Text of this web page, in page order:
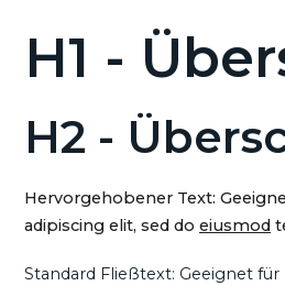
H1 -
H2 -
Hervorgehobener Text:
adipiscing elit, sed do eiusmod
Standard Fließtext: Geeignet